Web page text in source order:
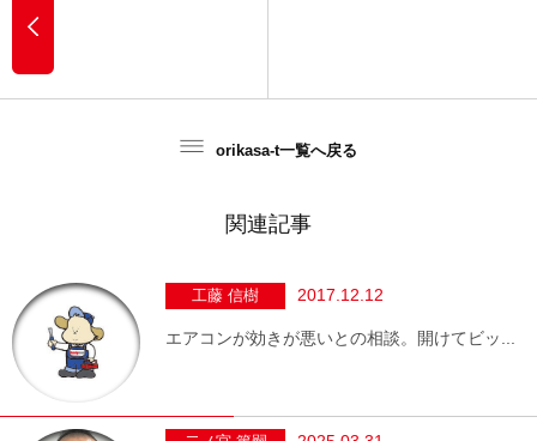
orikasa-t一覧へ戻る
関連記事
工藤 信樹 2017.12.12
エアコンが効きが悪いとの相談。開けてビッ...